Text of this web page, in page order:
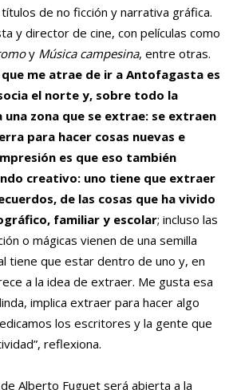
de no ficción y narrativa gráfica.
y director de cine, con películas como
y Música campesina, entre otras.
que me atrae de ir a Antofagasta es
el norte y, sobre todo la
una zona que se extrae: se extraen
para hacer cosas nuevas e
es que eso también
creativo: uno tiene que extraer
de las cosas que ha vivido
familiar y escolar; incluso las
o mágicas vienen de una semilla
tiene que estar dentro de uno y, en
a la idea de extraer. Me gusta esa
implica extraer para hacer algo
los escritores y la gente que
reflexiona.
Alberto Fuguet será abierta a la